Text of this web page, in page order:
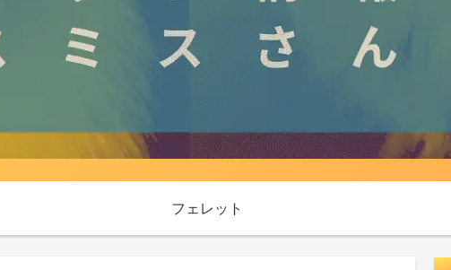
フェレット